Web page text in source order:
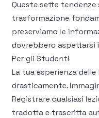
Queste sette
trasformazione
preserviamo le
dovrebbero aspettarsi
Per gli Studenti
La tua esperienza
drasticamente.
Registrare qualsiasi
tradotta e trascritta